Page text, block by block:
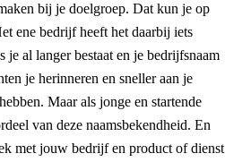
bij je doelgroep. Dat kun je op
ene bedrijf heeft het daarbij iets
je al langer bestaat en je bedrijfsnaam
je herinneren en sneller aan je
Maar als jonge en startende
van deze naamsbekendheid. En
met jouw bedrijf en product of dienst